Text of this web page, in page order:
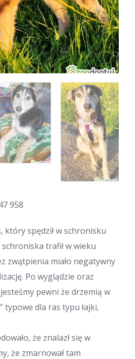
958
który spędził w schronisku
trafił w wieku
zwątpienia miało negatywny
Po wyglądzie oraz
pewni że drzemią w
typowe dla ras typu łajki,
że znalazł się w
że zmarnował tam